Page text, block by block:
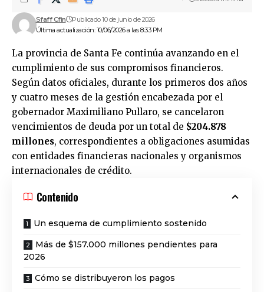
Última actualización: 10/06/2026 a las 8:33 PM
Sfaff Cfin Publicado 10 de junio de 2026
La provincia de Santa Fe continúa avanzando en el
cumplimiento de sus compromisos financieros.
Según datos oficiales, durante los primeros dos años
y cuatro meses de la gestión encabezada por el
gobernador Maximiliano Pullaro, se cancelaron
vencimientos de deuda por un total de $204.878
millones, correspondientes a obligaciones asumidas
con entidades financieras nacionales y organismos
internacionales de crédito.
Contenido
Un esquema de cumplimiento sostenido
Más de $157.000 millones pendientes para
2026
Cómo se distribuyeron los pagos